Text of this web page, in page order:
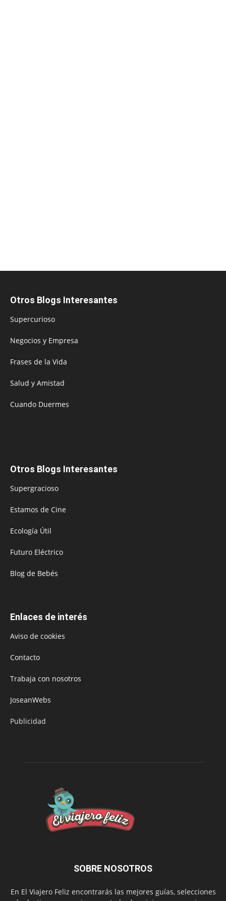
Otros Blogs Interesantes
Supercurioso
Negocios y Empresa
Frases de la Vida
Salud y Amistad
Cuando Duermes
Otros Blogs Interesantes
Supergracioso
Estamos de Cine
Ecología Útil
Futuro Eléctrico
Blog de Bebés
Enlaces de interés
Aviso de cookies
Contacto
Trabaja con nosotros
JoseanWebs
Publicidad
SOBRE NOSOTROS
En El Viajero Feliz encontrarás las mejores guías, selecciones